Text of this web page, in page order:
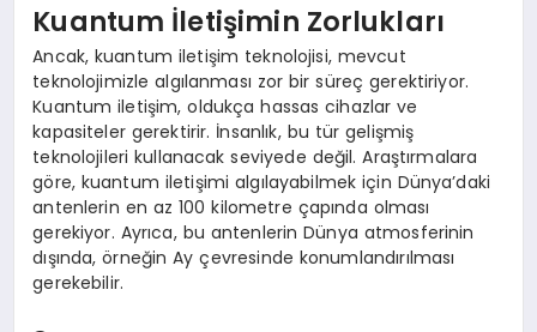
Kuantum İletişimin Zorlukları
Ancak, kuantum iletişim teknolojisi, mevcut
teknolojimizle algılanması zor bir süreç gerektiriyor.
Kuantum iletişim, oldukça hassas cihazlar ve
kapasiteler gerektirir. İnsanlık, bu tür gelişmiş
teknolojileri kullanacak seviyede değil. Araştırmalara
göre, kuantum iletişimi algılayabilmek için Dünya’daki
antenlerin en az 100 kilometre çapında olması
gerekiyor. Ayrıca, bu antenlerin Dünya atmosferinin
dışında, örneğin Ay çevresinde konumlandırılması
gerekebilir.